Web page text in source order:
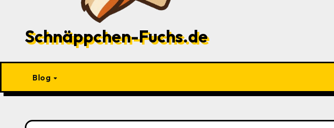
Schnäppchen-Fuchs.de
Blog